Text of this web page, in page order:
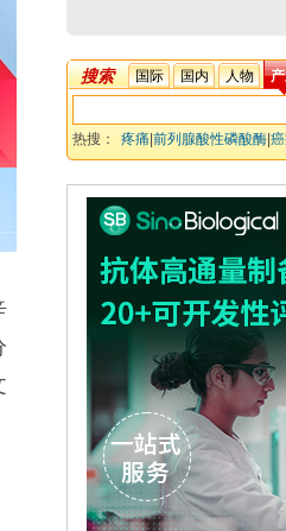
搜索 国际 国内 人物
热搜： 疼痛 前列腺酸性磷酸酶